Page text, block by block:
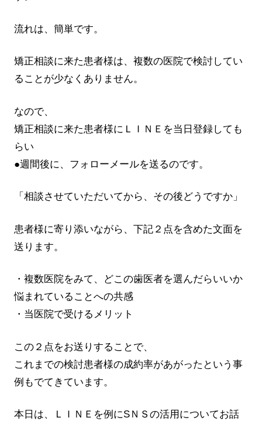
流れは、簡単です。
矯正相談に来た患者様は、複数の医院で検討してい
ることが少なくありません。
なので、
矯正相談に来た患者様にＬＩＮＥを当日登録しても
らい
●週間後に、フォローメールを送るのです。
「相談させていただいてから、その後どうですか」
患者様に寄り添いながら、下記２点を含めた文面を
送ります。
・複数医院をみて、どこの歯医者を選んだらいいか
悩まれていることへの共感
・当医院で受けるメリット
この２点をお送りすることで、
これまでの検討患者様の成約率があがったという事
例もでてきています。
本日は、ＬＩＮＥを例にSＮＳの活用についてお話